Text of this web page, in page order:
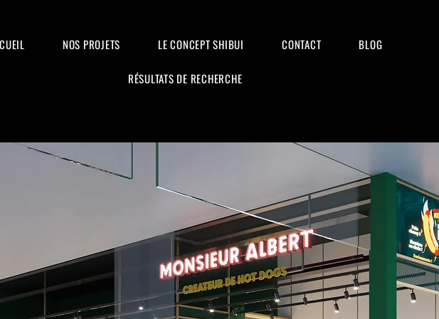
NOS PROJETS LE CONCEPT SHIBUI CONTACT BLOG
RÉSULTATS DE RECHERCHE